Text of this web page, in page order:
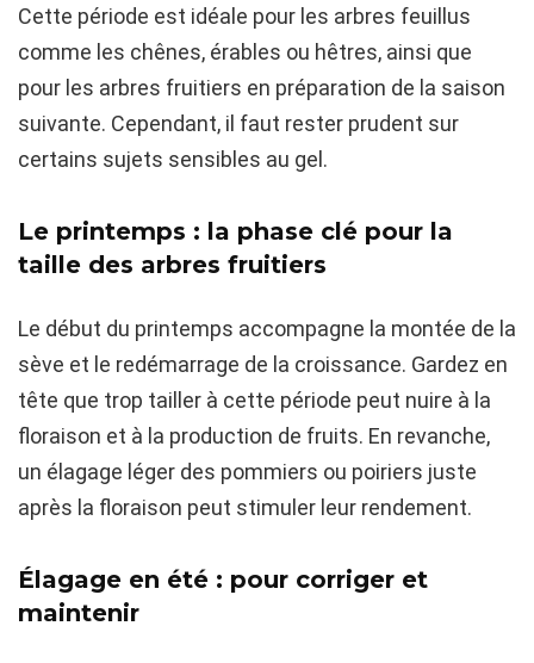
Cette période est idéale pour les arbres feuillus
comme les chênes, érables ou hêtres, ainsi que
pour les arbres fruitiers en préparation de la saison
suivante. Cependant, il faut rester prudent sur
certains sujets sensibles au gel.
Le printemps : la phase clé pour la
taille des arbres fruitiers
Le début du printemps accompagne la montée de la
sève et le redémarrage de la croissance. Gardez en
tête que trop tailler à cette période peut nuire à la
floraison et à la production de fruits. En revanche,
un élagage léger des pommiers ou poiriers juste
après la floraison peut stimuler leur rendement.
Élagage en été : pour corriger et
maintenir